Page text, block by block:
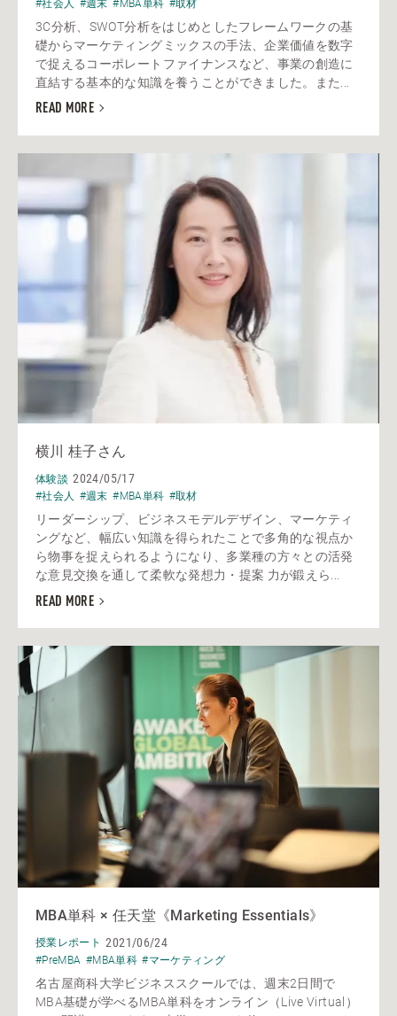
#社会人 #週末 #MBA単科 #取材
3C分析、SWOT分析をはじめとしたフレームワークの基
礎からマーケティングミックスの手法、企業価値を数字
で捉えるコーポレートファイナンスなど、事業の創造に
直結する基本的な知識を養うことができました。また...
READ MORE
横川 桂子さん
体験談 2024/05/17
#社会人 #週末 #MBA単科 #取材
リーダーシップ、ビジネスモデルデザイン、マーケティ
ングなど、幅広い知識を得られたことで多角的な視点か
ら物事を捉えられるようになり、多業種の方々との活発
な意見交換を通して柔軟な発想力・提案 力が鍛えら...
READ MORE
MBA単科 × 任天堂《Marketing Essentials》
授業レポート 2021/06/24
#PreMBA #MBA単科 #マーケティング
名古屋商科大学ビジネススクールでは、週末2日間で
MBA基礎が学べるMBA単科をオンライン（Live Virtual）